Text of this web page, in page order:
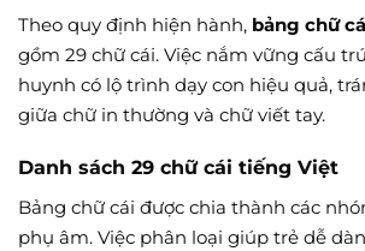
Theo quy định hiện hành, bảng chữ
gồm 29 chữ cái. Việc nắm vững cấu
huynh có lộ trình dạy con hiệu quả,
giữa chữ in thường và chữ viết tay.
Danh sách 29 chữ cái tiếng Việt
Bảng chữ cái được chia thành các
phụ âm. Việc phân loại giúp trẻ dễ